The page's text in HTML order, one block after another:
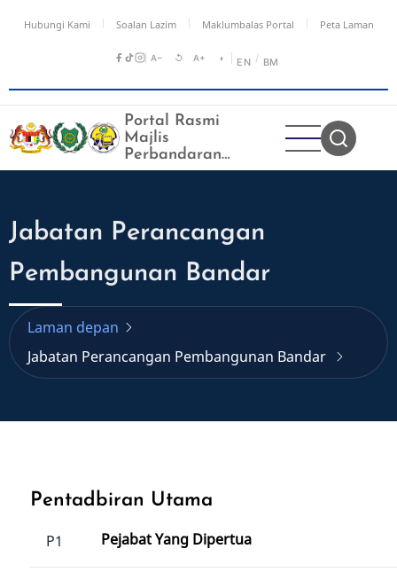
Hubungi Kami Soalan Lazim Maklumbalas Portal Peta Laman
A− ↺ A+ ◑ EN / BM
Portal Rasmi
Majlis
Perbandaran
Kangar
Jabatan Perancangan
Pembangunan Bandar
Laman depan
Jabatan Perancangan Pembangunan Bandar
Pentadbiran Utama
P1 Pejabat Yang Dipertua